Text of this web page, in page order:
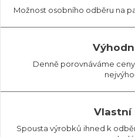
Možnost osobního odběru na
Denně porovnáváme
Vlastní
Spousta výrobků ihned k